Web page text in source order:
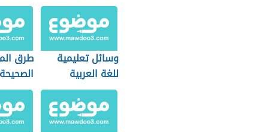
وسائل تعليمية
للغة العربية
طرق
العامة